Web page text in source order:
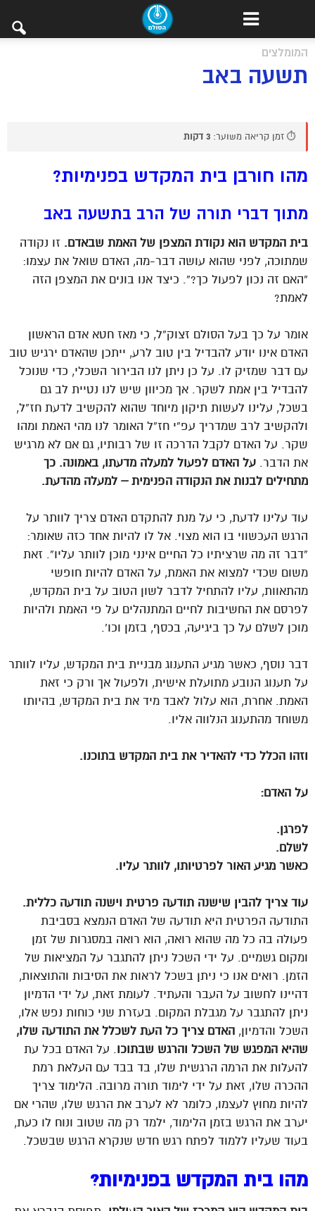
המומלצים
תשעה באב
⏱️ זמן קריאה משוער: 3 דקות
מהו חורבן בית המקדש בפנימיות?
מתוך דברי תורה של הרב בתשעה באב
בית המקדש הוא נקודת המצפן של האמת שבאדם. זו נקודה
שמתוכה, לפני שהוא עושה דבר-מה, האדם שואל את עצמו:
“האם זה נכון לפעול כך?”. כיצד אנו בונים את המצפן הזה
לאמת?
אומר על כך בעל הסולם זצוק”ל, כי מאז חטא אדם הראשון
האדם אינו יודע להבדיל בין טוב לרע, ייתכן שהאדם ירגיש טוב
עם דבר שמזיק לו. על כן ניתן לנו הבירור השכלי, כדי שנוכל
להבדיל בין אמת לשקר. אך מכיוון שיש לנו נטיית לב גם
בשכל, עלינו לעשות תיקון מיוחד שהוא להקשיב לדעת חז”ל,
ולהקשיב לרב שמדריך עפ”י חז”ל האומר לנו מהי האמת ומהו
שקר. על האדם לקבל הדרכה זו של רבותיו, גם אם לא מרגיש
את הדבר. על האדם לפעול למעלה מדעתו, באמונה. כך
מתחילים לבנות את הנקודה הפנימית – למעלה מהדעת.
עוד עלינו לדעת, כי על מנת להתקדם האדם צריך לוותר על
הרגש העכשווי בו הוא מצוי. אל לו להיות אחד כזה שאומר:
“דבר זה מה שרציתיו כל החיים אינני מוכן לוותר עליו”. זאת
משום שכדי למצוא את האמת, על האדם להיות חופשי
מהתאוות, עליו להתחיל לדבר לשון הטוב על בית המקדש,
לפרסם את החשיבות לחיים המתנהלים על פי האמת ולהיות
מוכן לשלם על כך ביגיעה, בכסף, בזמן וכו’.
דבר נוסף, כאשר מגיע התענוג מבניית בית המקדש, עליו לוותר
על תענוג הנובע מתועלת אישית, ולפעול אך ורק כי זאת
האמת. אחרת, הוא עלול לאבד מיד את בית המקדש, בהיותו
משוחד מהתענוג הנלווה אליו.
וזהו הכלל כדי להאדיר את בית המקדש בתוכנו.
על האדם:
לפרגן.
לשלם.
כאשר מגיע האור לפרטיותו, לוותר עליו.
עוד צריך להבין שישנה תודעה פרטית וישנה תודעה כללית.
התודעה הפרטית היא תודעה של האדם הנמצא בסביבת
פעולה בה כל מה שהוא רואה, הוא רואה במסגרות של זמן
ומקום גשמיים. על ידי השכל ניתן להתגבר על המציאות של
הזמן. רואים אנו כי ניתן בשכל לראות את הסיבות והתוצאות,
דהיינו לחשוב על העבר והעתיד. לעומת זאת, על ידי הדמיון
ניתן להתגבר על מגבלת המקום. בעזרת שני כוחות נפש אלו,
השכל והדמיון, האדם צריך כל העת לשכלל את התודעה שלו,
שהיא המפגש של השכל והרגש שבתוכו. על האדם בכל עת
להעלות את הרמה הרגשית שלו, בד בבד עם העלאת רמת
ההכרה שלו, זאת על ידי לימוד תורה מרובה. הלימוד צריך
להיות מחוץ לעצמו, כלומר לא לערב את הרגש שלו, שהרי אם
יערב את הרגש בזמן הלימוד, ילמד רק מה שטוב ונוח לו כעת,
בעוד שעליו ללמוד לפתח רגש חדש שנקרא הרגש שבשכל.
מהו בית המקדש בפנימיות?